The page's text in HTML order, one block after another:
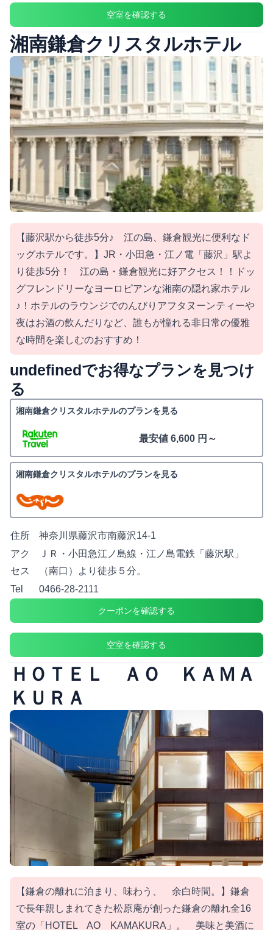
空室を確認する
湘南鎌倉クリスタルホテル
【藤沢駅から徒歩5分♪ 江の島、鎌倉観光に便利なド
ッグホテルです。】JR・小田急・江ノ電「藤沢」駅よ
り徒歩5分！ 江の島・鎌倉観光に好アクセス！！ドッ
グフレンドリーなヨーロピアンな湘南の隠れ家ホテル
♪！ホテルのラウンジでのんびりアフタヌーンティーや
夜はお酒の飲んだりなど、誰もが憧れる非日常の優雅
な時間を楽しむのおすすめ！
undefinedでお得なプランを見つけ
る
湘南鎌倉クリスタルホテルのプランを見る
最安値 6,600 円～
湘南鎌倉クリスタルホテルのプランを見る
住所
神奈川県藤沢市南藤沢14-1
アク
セス
ＪＲ・小田急江ノ島線・江ノ島電鉄「藤沢駅」
（南口）より徒歩５分。
Tel
0466-28-2111
クーポンを確認する
空室を確認する
ＨＯＴＥＬ ＡＯ ＫＡＭＡ
ＫＵＲＡ
【鎌倉の離れに泊まり、味わう、 余白時間。】鎌倉
で長年親しまれてきた松原庵が創った鎌倉の離れ全16
室の「HOTEL AO KAMAKURA」。 美味と美酒に